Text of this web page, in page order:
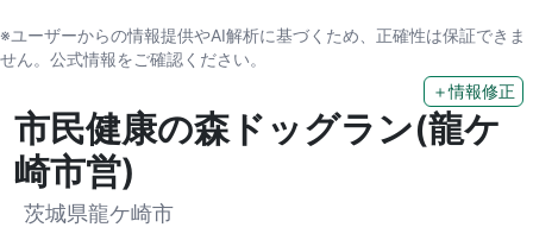
※ユーザーからの情報提供やAI解析に基づくため、正確性は保証できま
せん。公式情報をご確認ください。
＋情報修正
市民健康の森ドッグラン(龍ケ
崎市営)
茨城県龍ケ崎市